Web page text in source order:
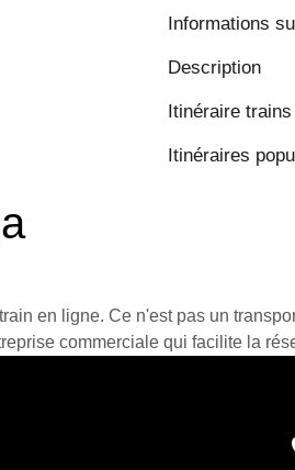
Informations
Description
Itinéraire trains
Itinéraires
en ligne. Ce n'est pas un
commerciale qui facilite la